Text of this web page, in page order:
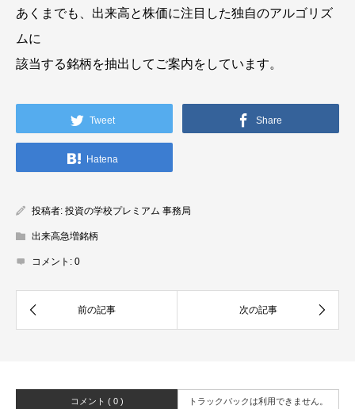
あくまでも、出来高と株価に注目した独自のアルゴリズ
ムに
該当する銘柄を抽出してご案内をしています。
Tweet Share
Hatena
投稿者: 投資の学校プレミアム 事務局
出来高急増銘柄
コメント: 0
コメント ( 0 ) トラックバックは利用できません。